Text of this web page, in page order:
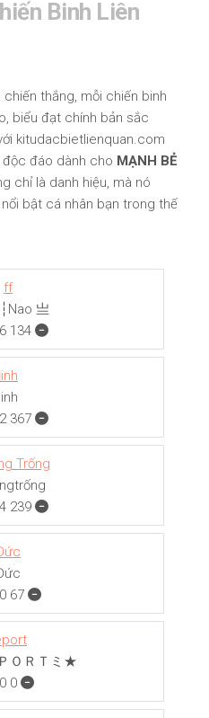
Binh Liên
thắng, mỗi chiến binh
biểu đạt chính bản sắc
kitudacbietlienquan.com
đáo dành cho MẠNH BẺ
chỉ là danh hiệu, mà nó
bật cá nhân bạn trong thế
ff
亗
134
linh
linh
367
Trống
ㅤㅤtrống
239
67
ＯＲＴミ★
0 0